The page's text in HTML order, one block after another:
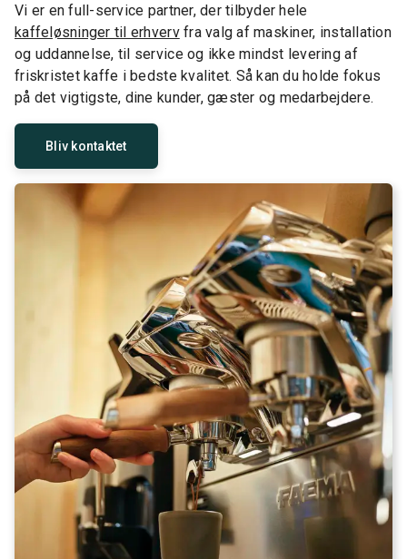
Vi er en full-service partner, der tilbyder hele
kaffeløsninger til erhvervfra valg af maskiner, installation
og uddannelse, til service og ikke mindst levering af
friskristet kaffe i bedste kvalitet. Så kan du holde fokus
på det vigtigste, dine kunder, gæster og medarbejdere.
Bliv kontaktet